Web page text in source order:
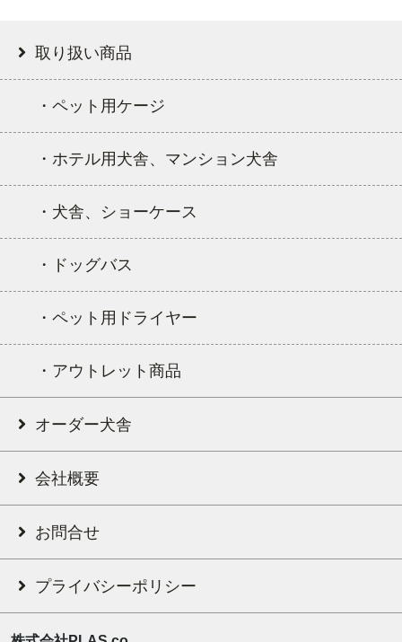
取り扱い商品
・ペット用ケージ
・ホテル用犬舎、マンション犬舎
・犬舎、ショーケース
・ドッグバス
・ペット用ドライヤー
・アウトレット商品
オーダー犬舎
会社概要
お問合せ
プライバシーポリシー